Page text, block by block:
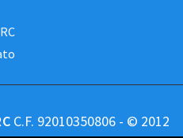
C.F. 92010350806 - © 2012